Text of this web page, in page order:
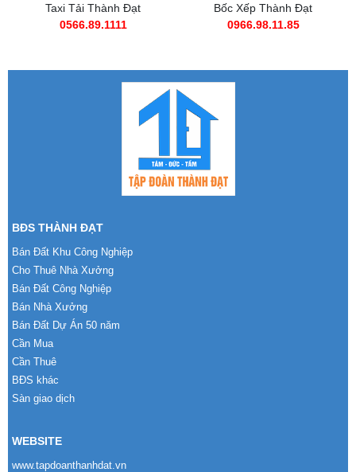
Bốc Xếp Thành Đạt
0966.98.11.85
Việc Làm
BĐS THÀNH ĐẠT
Bán Đất Khu Công Nghiệp
Cho Thuê Nhà Xưởng
Bán Đất Công Nghiệp
Bán Nhà Xưởng
Bán Đất Dự Án 50 năm
Cần Mua
Cần Thuê
BĐS khác
Sàn giao dịch
WEBSITE
www.tapdoanthanhdat.vn